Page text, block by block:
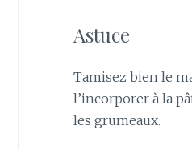
Astuce
Tamisez bien le
l’incorporer à la
les grumeaux.